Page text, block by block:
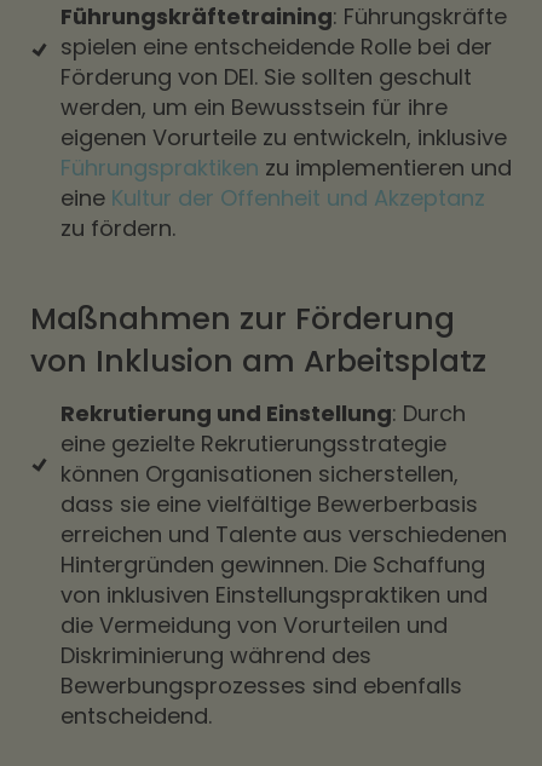
Führungskräftetraining: Führungskräfte
spielen eine entscheidende Rolle bei der
Förderung von DEI. Sie sollten geschult
werden, um ein Bewusstsein für ihre
eigenen Vorurteile zu entwickeln, inklusive
Führungspraktiken zu implementieren und
eine Kultur der Offenheit und Akzeptanz
zu fördern.
Maßnahmen zur Förderung
von Inklusion am Arbeitsplatz
Rekrutierung und Einstellung: Durch
eine gezielte Rekrutierungsstrategie
können Organisationen sicherstellen,
dass sie eine vielfältige Bewerberbasis
erreichen und Talente aus verschiedenen
Hintergründen gewinnen. Die Schaffung
von inklusiven Einstellungspraktiken und
die Vermeidung von Vorurteilen und
Diskriminierung während des
Bewerbungsprozesses sind ebenfalls
entscheidend.